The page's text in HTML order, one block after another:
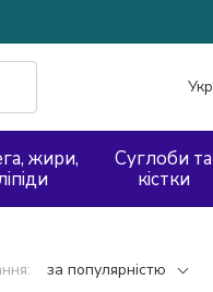
Укр
жири,
Суглоби та
кістки
за популярністю